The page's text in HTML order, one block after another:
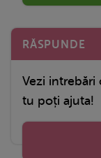
RĂSPUNDE
Vezi intrebări
tu poți ajuta!